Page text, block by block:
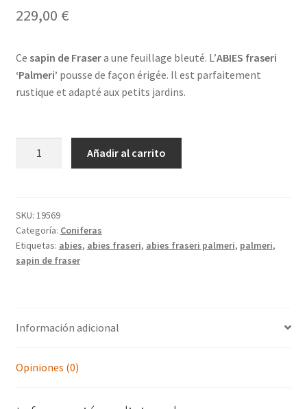
229,00 €
Ce sapin de Frasera une feuillage bleuté. L’ABIES fraseri
‘Palmeri’ pousse de façon érigée. Il est parfaitement
rustique et adapté aux petits jardins.
Añadir al carrito
SKU: 19569
Categoría: Coniferas
Etiquetas: abies, abies fraseri, abies fraseri palmeri, palmeri,
sapin de fraser
Información adicional
Opiniones (0)